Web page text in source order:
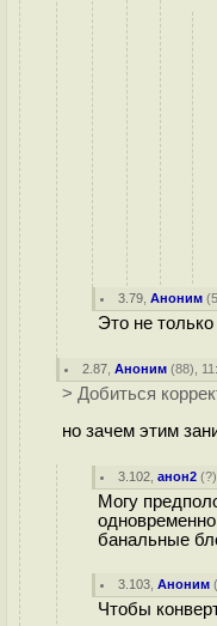
3.79 ,Аноним (
Это не
2.87 ,Аноним (88),
> Добиться
но зачем этим
3.102 ,анон2 (?
Могу
банальные
3.103 ,Аноним
Чтобы